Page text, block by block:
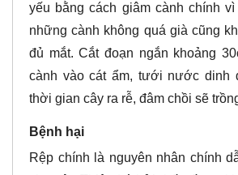
yếu bằng cách giâm cành chính
những cành không quá già cũng
đủ mắt. Cắt đoạn ngắn khoảng
cành vào cát ẩm, tưới nước dinh
thời gian cây ra rễ, đâm chồi sẽ
Bệnh hại
Rệp chính là nguyên nhân chính